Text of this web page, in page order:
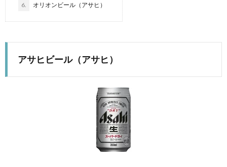
6. オリオンビール（アサヒ）
アサヒビール（アサヒ）